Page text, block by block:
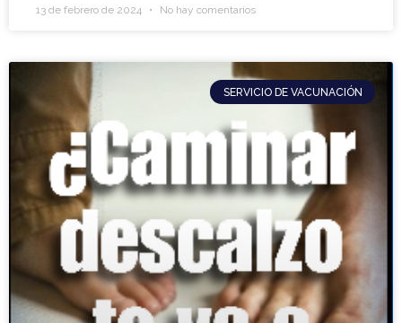
13 de febrero de 2024 No hay comentarios
SERVICIO DE VACUNACIÓN